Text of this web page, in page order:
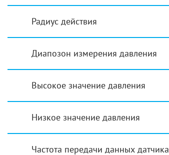
Радиус действия
Диапозон измерения давления
Высокое значение давления
Низкое значение давления
Частота передачи данных датчика